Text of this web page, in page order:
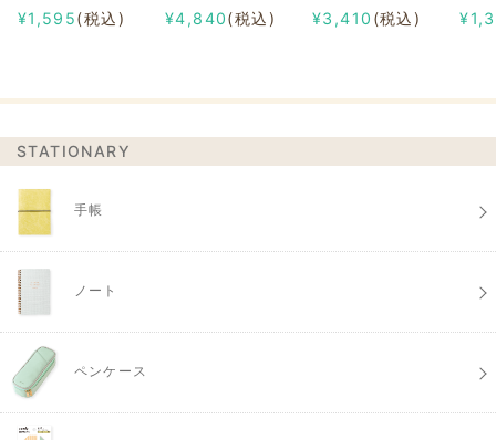
¥1,595(税込)
¥4,840(税込)
¥3,410 (税込)
STATIONARY
手帳
ノート
ペンケース